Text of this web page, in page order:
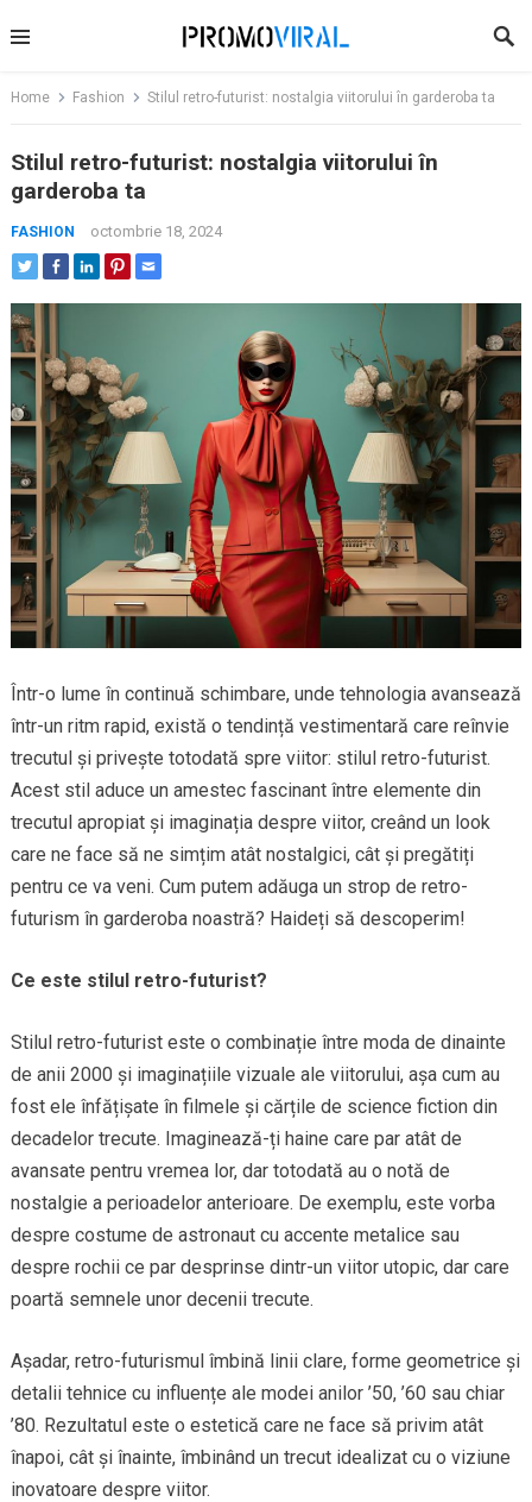
to
Home Fashion Stilul retro-futurist: nostalgia viitorului în garderoba ta
Stilul retro-futurist: nostalgia viitorului în
garderoba ta
FASHION octombrie 18, 2024
Într-o lume în continuă schimbare, unde tehnologia avansează
într-un ritm rapid, există o tendință vestimentară care reînvie
trecutul și privește totodată spre viitor: stilul retro-futurist.
Acest stil aduce un amestec fascinant între elemente din
trecutul apropiat și imaginația despre viitor, creând un look
care ne face să ne simțim atât nostalgici, cât și pregătiți
pentru ce va veni. Cum putem adăuga un strop de retro-
futurism în garderoba noastră? Haideți să descoperim!
Ce este stilul retro-futurist?
Stilul retro-futurist este o combinație între moda de dinainte
de anii 2000 și imaginațiile vizuale ale viitorului, așa cum au
fost ele înfățișate în filmele și cărțile de science fiction din
decadelor trecute. Imaginează-ți haine care par atât de
avansate pentru vremea lor, dar totodată au o notă de
nostalgie a perioadelor anterioare. De exemplu, este vorba
despre costume de astronaut cu accente metalice sau
despre rochii ce par desprinse dintr-un viitor utopic, dar care
poartă semnele unor decenii trecute.
Așadar, retro-futurismul îmbină linii clare, forme geometrice și
detalii tehnice cu influențe ale modei anilor ’50, ’60 sau chiar
’80. Rezultatul este o estetică care ne face să privim atât
înapoi, cât și înainte, îmbinând un trecut idealizat cu o viziune
inovatoare despre viitor.